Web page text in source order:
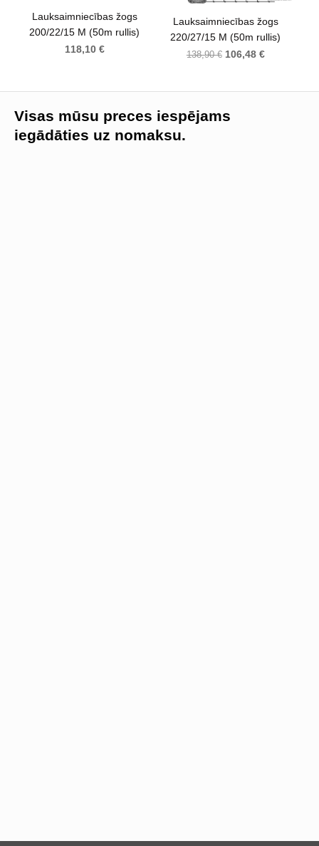
Visas mūsu preces iespējams
iegādāties uz nomaksu.
Lauksaimniecības žogs
200/22/15 M (50m rullis)
118,10 €
Lauksaimniecības žogs
220/27/15 M (50m rullis)
138,90 € 106,48 €